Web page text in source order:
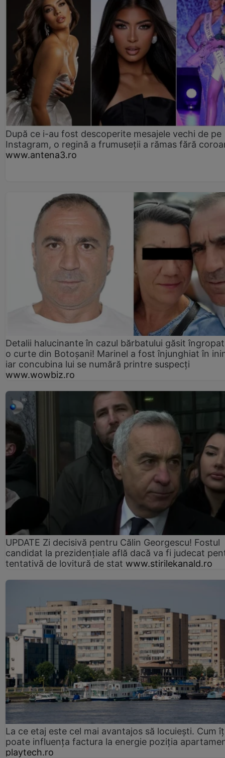
După ce i-au fost descoperite mesajele vechi de pe
Instagram, o regină a frumuseții a rămas fără
www.antena3.ro
Detalii halucinante în cazul bărbatului găsit
o curte din Botoșani! Marinel a fost înjunghiat în
iar concubina lui se numără printre suspecți
www.wowbiz.ro
UPDATE Zi decisivă pentru Călin Georgescu! Fostul
candidat la prezidențiale află dacă va fi judecat
tentativă de lovitură de stat www.stirilekanald.ro
La ce etaj este cel mai avantajos să locuiești. Cum
poate influența factura la energie poziția
playtech.ro